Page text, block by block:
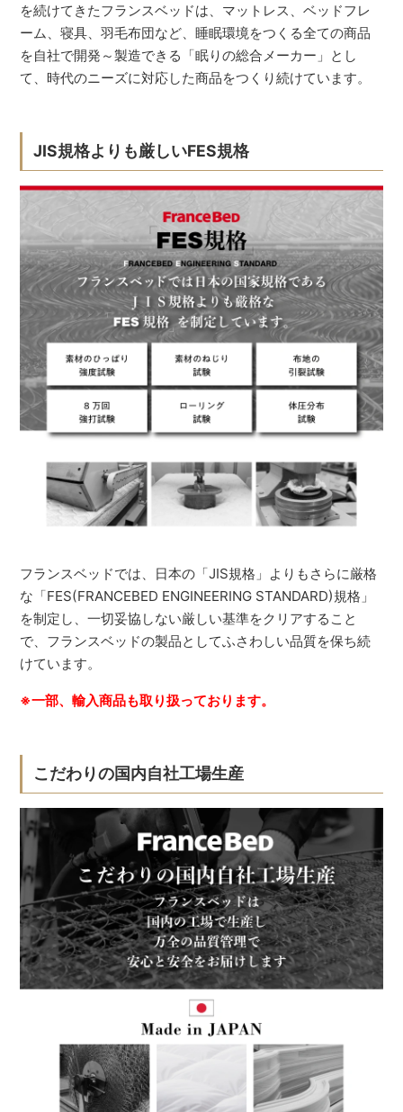
を続けてきたフランスベッドは、マットレス、ベッドフレ
ーム、寝具、羽毛布団など、睡眠環境をつくる全ての商品
を自社で開発～製造できる「眠りの総合メーカー」とし
て、時代のニーズに対応した商品をつくり続けています。
JIS規格よりも厳しいFES規格
フランスベッドでは、日本の「JIS規格」よりもさらに厳格
な「FES(FRANCEBED ENGINEERING STANDARD)規格」
を制定し、一切妥協しない厳しい基準をクリアすること
で、フランスベッドの製品としてふさわしい品質を保ち続
けています。
※一部、輸入商品も取り扱っております。
こだわりの国内自社工場生産